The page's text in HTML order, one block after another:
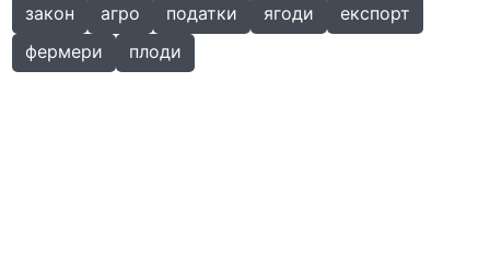
закон агро податки ягоди
експорт
фермери
плоди